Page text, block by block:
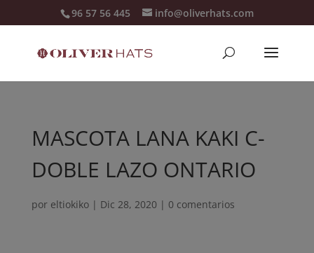
96 57 56 445 info@oliverhats.com
MASCOTA LANA KAKI C-
DOBLE LAZO ONTARIO
por eltiokiko| Dic 28, 2020 | 0 comentarios